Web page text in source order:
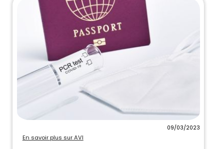
09/03/2023
En savoir plus sur AVI